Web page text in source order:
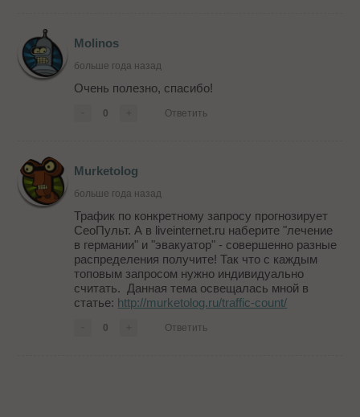
Molinos
больше года назад
Очень полезно, спасибо!
0 Ответить
Murketolog
больше года назад
Трафик по конкретному запросу прогнозирует
СеоПульт. А в liveinternet.ru наберите "лечение
в германии" и "эвакуатор" - совершенно разные
распределения получите! Так что с каждым
топовым запросом нужно индивидуально
считать. Данная тема освещалась мной в
статье: http://murketolog.ru/traffic-count/
0 Ответить